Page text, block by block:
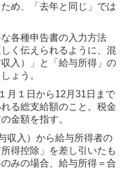
め、「去年と同じ」では
各種申告書の入力方法
く伝えられるように、混
入）」と「給与所得」の
ょう。
１日から12月31日まで
る総支給額のこと。税金
金額を指す。
入）から給与所得者の
得控除」を差し引いたも
みの場合、給与所得＝合